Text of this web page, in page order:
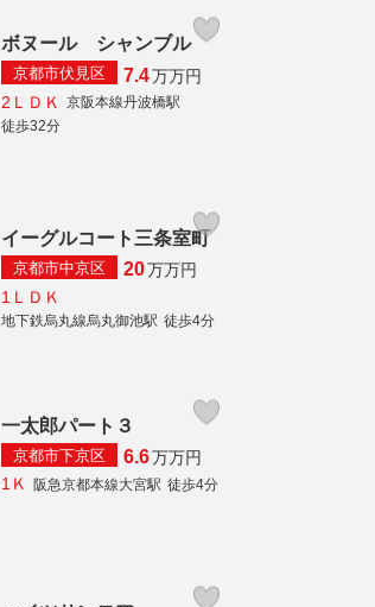
ボヌール シャンブル
京都市伏見区 7.4万万円
2ＬＤＫ
京阪本線丹波橋駅
徒歩32分
イーグルコート三条室町
京都市中京区 20万万円
1ＬＤＫ
地下鉄烏丸線烏丸御池駅 徒歩4分
一太郎パート３
京都市下京区 6.6万万円
1Ｋ 阪急京都本線大宮駅 徒歩4分